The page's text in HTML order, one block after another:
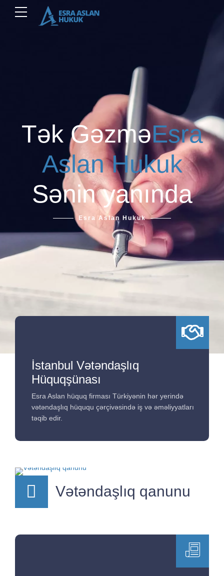
Tək GəzməEsra
Aslan Hukuk
Sənin yanında
Esra Aslan Hukuk
İstanbul Vətəndaşlıq
Hüquqşünası
Esra Aslan hüquq firması Türkiyənin hər yerində
vətəndaşlıq hüququ çərçivəsində iş və əməliyyatları
təqib edir.
Vətəndaşlıq qanunu